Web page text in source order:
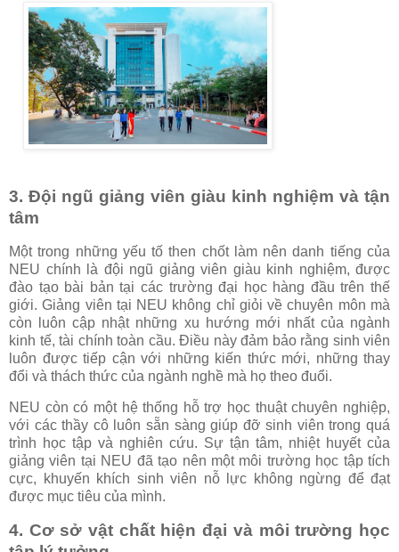
3. Đội ngũ giảng viên giàu kinh nghiệm và tận
tâm
Một trong những yếu tố then chốt làm nên danh tiếng của
NEU chính là đội ngũ giảng viên giàu kinh nghiệm, được
đào tạo bài bản tại các trường đại học hàng đầu trên thế
giới. Giảng viên tại NEU không chỉ giỏi về chuyên môn mà
còn luôn cập nhật những xu hướng mới nhất của ngành
kinh tế, tài chính toàn cầu. Điều này đảm bảo rằng sinh viên
luôn được tiếp cận với những kiến thức mới, những thay
đổi và thách thức của ngành nghề mà họ theo đuổi.
NEU còn có một hệ thống hỗ trợ học thuật chuyên nghiệp,
với các thầy cô luôn sẵn sàng giúp đỡ sinh viên trong quá
trình học tập và nghiên cứu. Sự tận tâm, nhiệt huyết của
giảng viên tại NEU đã tạo nên một môi trường học tập tích
cực, khuyến khích sinh viên nỗ lực không ngừng để đạt
được mục tiêu của mình.
4. Cơ sở vật chất hiện đại và môi trường học